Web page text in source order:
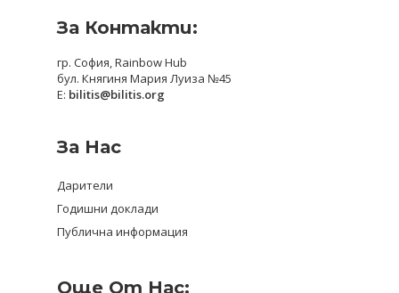
За Контакти:
гр. София, Rainbow Hub
бул. Княгиня Мария Луиза №45
E: bilitis@bilitis.org
За Нас
Дарители
Годишни доклади
Публична информация
Още От Нас: